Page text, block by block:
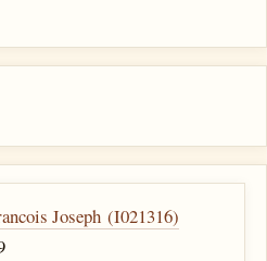
Joseph (I021316)